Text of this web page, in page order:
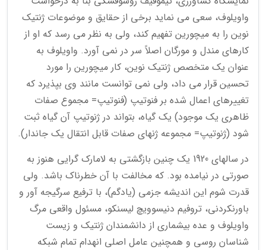
واویلوف، سعی می نماید برخی از حقایق و موضوعات ژنتیک
نوین را به میچورین تفهیم کند، ولی به نظر می رسد که او از
کارهای مندل و مورگان اصلاً سر در نمی آورد. واویلوف به
عنوان یک متخصص ژنتیک نوین، کار میچورین را مورد
تحسین قرار می داد، ولی نمی توانست مانند وی بپذیرد که
تغییرهای اعمال شده بر فنوتیپ (فنوتیپ= مجموع صفات
ظاهری یک موجود) یک گیاه، بتواند در ژنوتیپ آن گیاه ثبت
شود (ژنوتیپ= مجموعه ژنهای صفات قابل انتقال یک جاندار).
در سالهای 1920 یک چنین بازگشتی به لامارک گرایی هنوز به
صورتی در نیامده بود. که مخالفت با آن خطرناک باشد. ولی
قدرت شوم این اندیشه جزمی (یادگم)، با ترفیع سرگیجه آور و
باورنکردنی، تروفیم دنیسوویچ لیسنکو، مسئول واقعی مرگ
واویلوف و عده بیشماری از دانشمندان ژنتیک و زیست
شناسان روسی و همچنین عامل اصلی انهدام تمام شبکه